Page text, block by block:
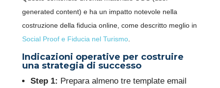
generated content) e ha un impatto notevole nella
costruzione della fiducia online, come descritto meglio in
Social Proof e Fiducia nel Turismo.
Indicazioni operative per costruire
una strategia di successo
Step 1: Prepara almeno tre template email